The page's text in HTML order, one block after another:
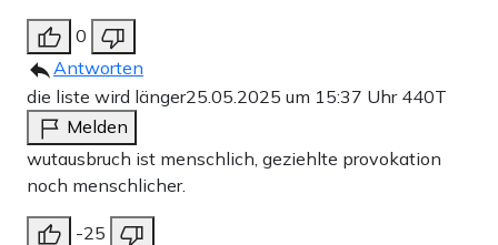
0
Antworten
die liste wird länger25.05.2025 um 15:37 Uhr 440T
Melden
wutausbruch ist menschlich, geziehlte provokation
noch menschlicher.
-25